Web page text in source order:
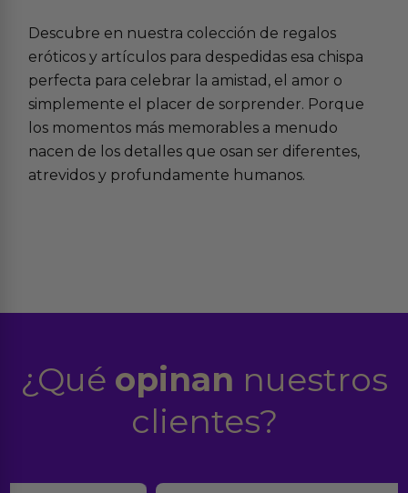
Descubre en nuestra colección de regalos
eróticos y artículos para despedidas esa chispa
perfecta para celebrar la amistad, el amor o
simplemente el placer de sorprender. Porque
los momentos más memorables a menudo
nacen de los detalles que osan ser diferentes,
atrevidos y profundamente humanos.
¿Qué opinan nuestros
clientes?